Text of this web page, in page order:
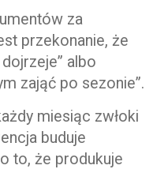
za
przekonanie, że
albo
zająć po sezonie”.
miesiąc zwłoki
buduje
to, że produkuje